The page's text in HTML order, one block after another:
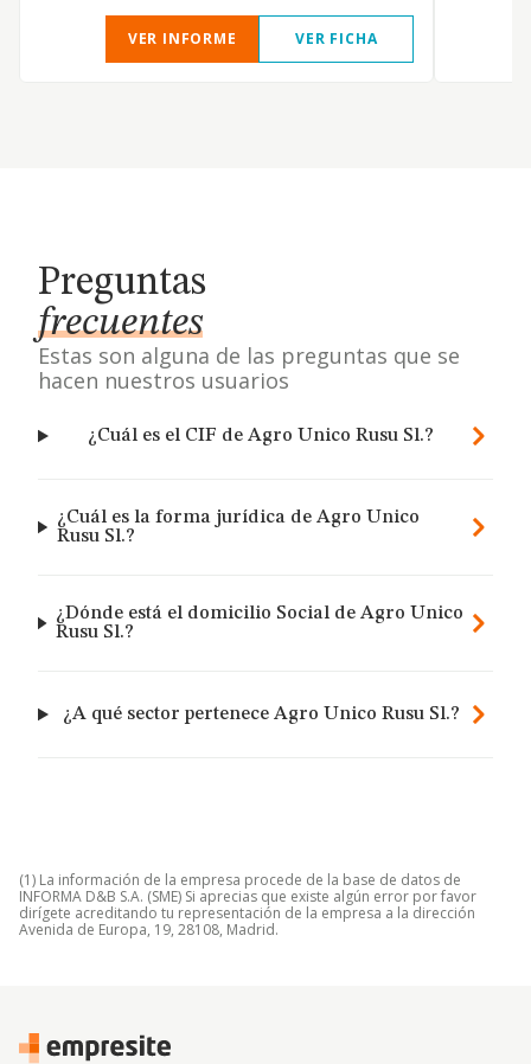
VER INFORME VER FICHA
Preguntas
frecuentes
Estas son alguna de las preguntas que se
hacen nuestros usuarios
¿Cuál es el CIF de Agro Unico Rusu Sl.?
¿Cuál es la forma jurídica de Agro Unico
Rusu Sl.?
¿Dónde está el domicilio Social de Agro Unico
Rusu Sl.?
¿A qué sector pertenece Agro Unico Rusu Sl.?
(1) La información de la empresa procede de la base de datos de
INFORMA D&B S.A. (SME) Si aprecias que existe algún error por favor
dirígete acreditando tu representación de la empresa a la dirección
Avenida de Europa, 19, 28108, Madrid.